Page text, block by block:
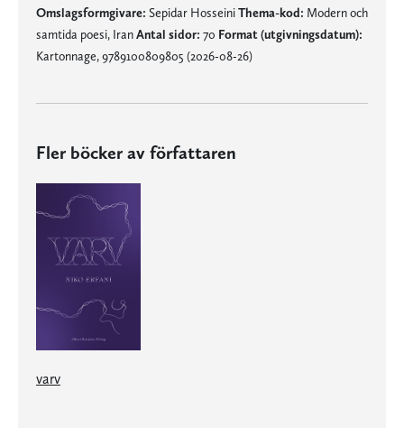
Omslagsformgivare: Sepidar HosseiniThema-kod: Modern och
samtida poesi, IranAntal sidor: 70 Format (utgivningsdatum):
Kartonnage, 9789100809805 (2026-08-26)
Fler böcker av författaren
varv